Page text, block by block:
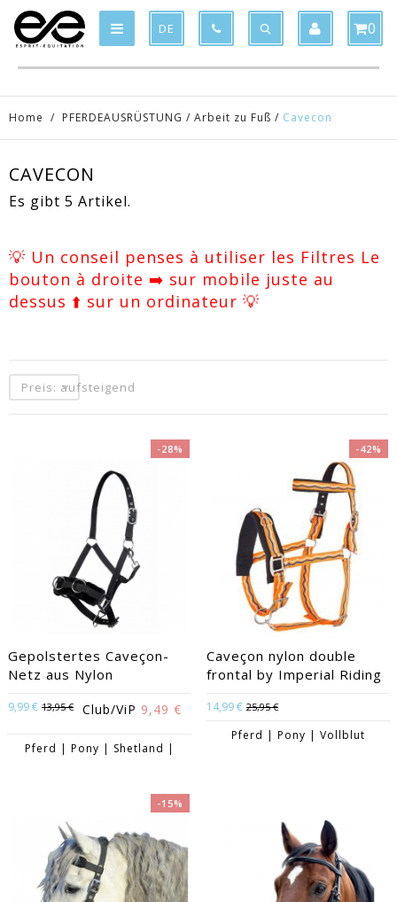
DE 0
Home / PFERDEAUSRÜSTUNG / Arbeit zu Fuß / Cavecon
CAVECON
Es gibt 5 Artikel.
💡 Un conseil penses à utiliser les Filtres Le
bouton à droite ➡️ sur mobile juste au
dessus ⬆️ sur un ordinateur 💡
Preis: aufsteigend
-28%
Gepolstertes Caveçon-
Netz aus Nylon
9,99 € 13,95 € Club/ViP 9,49 €
Pferd | Pony | Shetland |
-42%
Caveçon nylon double
frontal by Imperial Riding
14,99 € 25,95 €
Pferd | Pony | Vollblut
-15%
Product added to the cart x
Product deleted from the cart x